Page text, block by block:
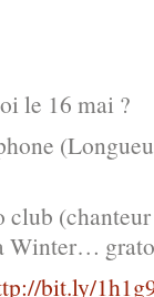
le 16 mai ?
club
Winter…
bit.ly/